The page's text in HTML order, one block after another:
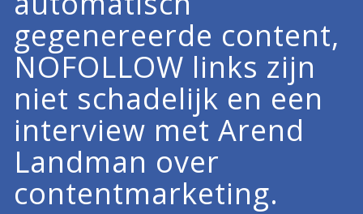
gegenereerde content,
NOFOLLOW links zijn
niet schadelijk en een
interview met Arend
Landman over
contentmarketing.